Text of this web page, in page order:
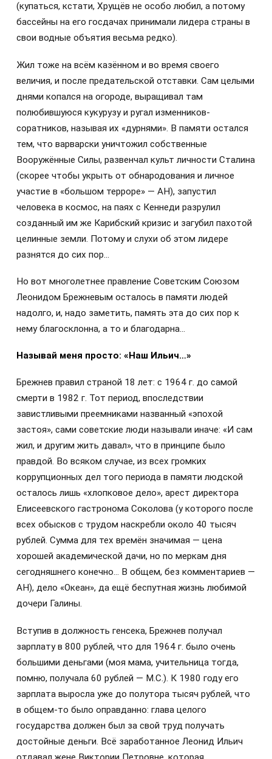
(купаться, кстати, Хрущёв не особо любил, а потому
бассейны на его госдачах принимали лидера страны в
свои водные объятия весьма редко).
Жил тоже на всём казённом и во время своего
величия, и после предательской отставки. Сам целыми
днями копался на огороде, выращивал там
полюбившуюся кукурузу и ругал изменников-
соратников, называя их «дурнями». В памяти остался
тем, что варварски уничтожил собственные
Вооружённые Силы, развенчал культ личности Сталина
(скорее чтобы укрыть от обнародования и личное
участие в «большом терроре» — АН), запустил
человека в космос, на паях с Кеннеди разрулил
созданный им же Карибский кризис и загубил пахотой
целинные земли. Потому и слухи об этом лидере
разнятся до сих пор…
Но вот многолетнее правление Советским Союзом
Леонидом Брежневым осталось в памяти людей
надолго, и, надо заметить, память эта до сих пор к
нему благосклонна, а то и благодарна…
Называй меня просто: «Наш Ильич…»
Брежнев правил страной 18 лет: с 1964 г. до самой
смерти в 1982 г. Тот период, впоследствии
завистливыми преемниками названный «эпохой
застоя», сами советские люди называли иначе: «И сам
жил, и другим жить давал», что в принципе было
правдой. Во всяком случае, из всех громких
коррупционных дел того периода в памяти людской
осталось лишь «хлопковое дело», арест директора
Елисеевского гастронома Соколова (у которого после
всех обысков с трудом наскребли около 40 тысяч
рублей. Сумма для тех времён значимая — цена
хорошей академической дачи, но по меркам дня
сегодняшнего конечно… В общем, без комментариев —
АН), дело «Океан», да ещё беспутная жизнь любимой
дочери Галины.
Вступив в должность генсека, Брежнев получал
зарплату в 800 рублей, что для 1964 г. было очень
большими деньгами (моя мама, учительница тогда,
помню, получала 60 рублей — М.С.). К 1980 году его
зарплата выросла уже до полутора тысяч рублей, что
в общем-то было оправданно: глава целого
государства должен был за свой труд получать
достойные деньги. Всё заработанное Леонид Ильич